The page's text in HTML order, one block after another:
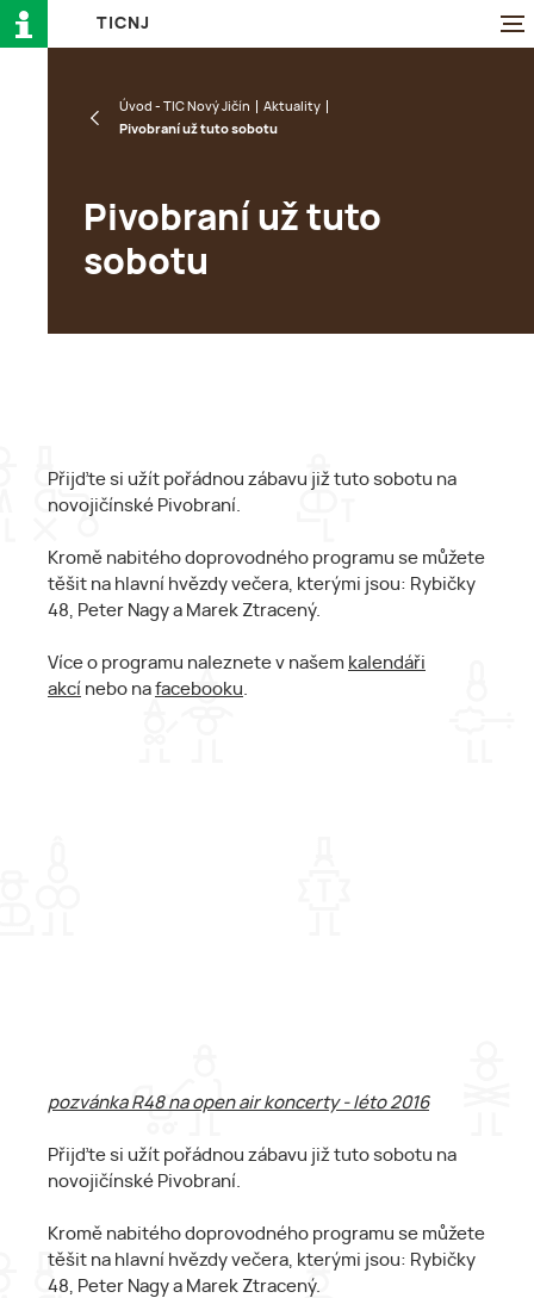
TI CN J
Úvod - TIC Nový Jičín
Aktuality
Pivobraní už tuto sobotu
Pivobraní už tuto
sobotu
Přijďte si užít pořádnou zábavu již tuto sobotu na
novojičínské Pivobraní.
Kromě nabitého doprovodného programu se můžete
těšit na hlavní hvězdy večera, kterými jsou: Rybičky
48, Peter Nagy a Marek Ztracený.
Více o programu naleznete v našem kalendáři
akcí nebo na facebooku.
pozvánka R48 na open air koncerty - léto 2016
Přijďte si užít pořádnou zábavu již tuto sobotu na
novojičínské Pivobraní.
Kromě nabitého doprovodného programu se můžete
těšit na hlavní hvězdy večera, kterými jsou: Rybičky
48, Peter Nagy a Marek Ztracený.